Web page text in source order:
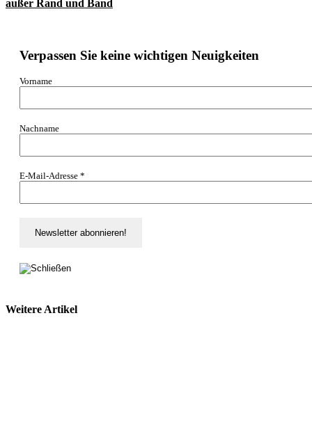
außer Rand und Band
Verpassen Sie keine wichtigen Neuigkeiten
Vorname
Nachname
E-Mail-Adresse *
Weitere Artikel